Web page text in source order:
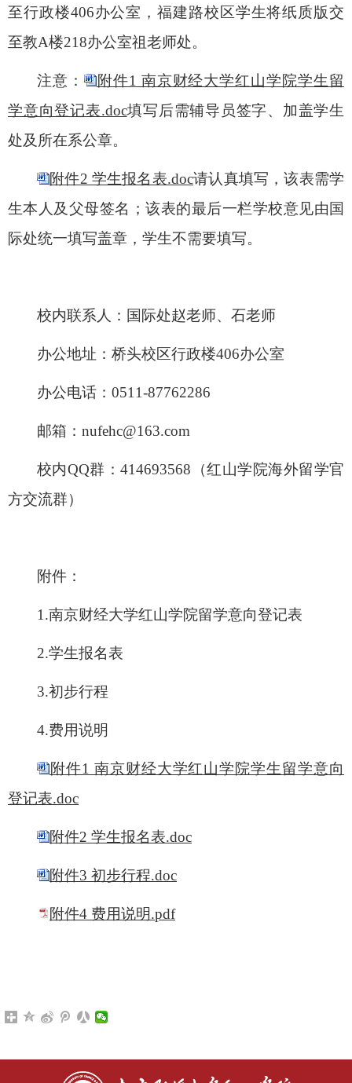
至行政楼406办公室，福建路校区学生将纸质版交
至教A楼218办公室祖老师处。
注意：
附件1 南京财经大学红山学院学生留
学意向登记表.doc填写后需辅导员签字、加盖学生
处及所在系公章。
附件2 学生报名表.doc请认真填写，该表需学
生本人及父母签名；该表的最后一栏学校意见由国
际处统一填写盖章，学生不需要填写。
校内联系人：国际处赵老师、石老师
办公地址：桥头校区行政楼406办公室
办公电话： 0511-87762286
邮箱： nufehc@163.com
校内QQ群：414693568 （红山学院海外留学官
方交流群）
附件：
1.南京财经大学红山学院留学意向登记表
2.学生报名表
3.初步行程
4.费用说明
附件1 南京财经大学红山学院学生留学意向
登记表.doc
附件2 学生报名表.doc
附件3 初步行程.doc
附件4 费用说明.pdf